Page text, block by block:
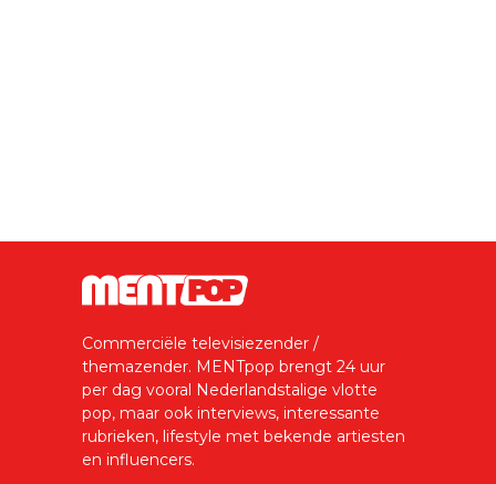
Commerciële televisiezender /
themazender. MENTpop brengt 24 uur
per dag vooral Nederlandstalige vlotte
pop, maar ook interviews, interessante
rubrieken, lifestyle met bekende artiesten
en influencers.